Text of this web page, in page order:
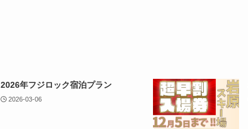
2026年フジロック宿泊プラン
2026-03-06